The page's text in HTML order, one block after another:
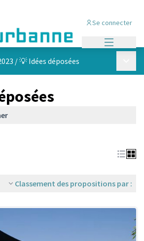
Se connecter
/💡 Idées déposées
Classement des propositions par :